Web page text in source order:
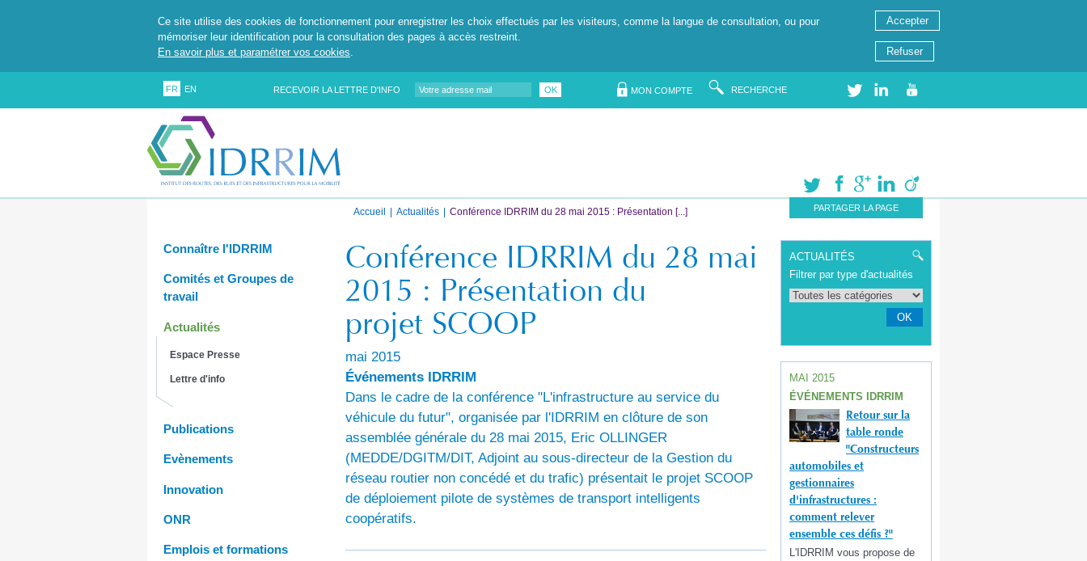
Ce site utilise des cookies de fonctionnement pour enregistrer les choix effectués par les visiteurs, comme la langue de consultation, ou pour
mémoriser leur identification pour la consultation des pages à accès restreint.
En savoir plus et paramétrer vos cookies
Accepter
Refuser
FR EN RECEVOIR LA LETTRE D'INFO OK MON COMPTE RECHERCHE
PARTAGER LA PAGE
Accueil Actualités Conférence IDRRIM du 28 mai 2015 : Présentation [...]
Connaître l'IDRRIM
Comités et Groupes de
travail
Actualités
Espace Presse
Lettre d'info
Publications
Evènements
Innovation
ONR
Emplois et formations
Conférence IDRRIM du 28 mai
2015 : Présentation du
projet SCOOP
mai 2015
Événements IDRRIM
Dans le cadre de la conférence "L'infrastructure au service du
véhicule du futur", organisée par l'IDRRIM en clôture de son
assemblée générale du 28 mai 2015, Eric OLLINGER
(MEDDE/DGITM/DIT, Adjoint au sous-directeur de la Gestion du
réseau routier non concédé et du trafic) présentait le projet SCOOP
de déploiement pilote de systèmes de transport intelligents
coopératifs.
ACTUALITÉS
Filtrer par type d'actualités
OK
MAI 2015
ÉVÉNEMENTS IDRRIM
Retour sur la
table ronde
"Constructeurs
automobiles et
gestionnaires
d'infrastructures :
comment relever
ensemble ces défis ?"
L'IDRRIM vous propose de